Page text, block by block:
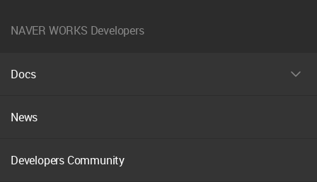
NAVER WORKS Developers
Docs
펼
News
Developers Community